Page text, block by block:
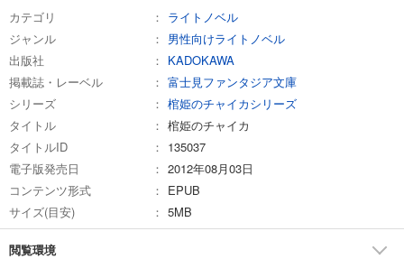
カテゴリ
ライトノベル
ジャンル
男性向けライトノベル
出版社
KADOKAWA
掲載誌・レーベル
富士見ファンタジア文庫
シリーズ
棺姫のチャイカシリーズ
タイトル
棺姫のチャイカ
タイトルID
135037
電子版発売日
2012年08月03日
コンテンツ形式
EPUB
サイズ(目安)
5MB
閲覧環境